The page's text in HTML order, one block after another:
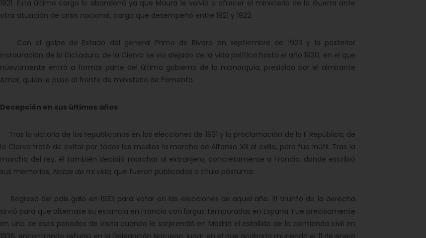
1921. Esta último cargo lo abandonó ya que Maura le volvió a ofrecer el ministerio de la Guerra ante
otra situación de crisis nacional, cargo que desempeñó entre 1921 y 1922.
Con el golpe de Estado del general Primo de Rivera en septiembre de 1923 y la posterior
instauración de la Dictadura, de la Cierva se vio alejado de la vida política hasta el año 1930, en el que
nuevamente entró a formar parte del último gobierno de la monarquía, presidido por el almirante
Aznar, quien le puso al frente de ministerio de Fomento.
Decepción en sus últimos años
Tras la victoria de los republicanos en las elecciones de 1931 y la proclamación de la II República, de
la Cierva trató de evitar por todos los medios la marcha de Alfonso XIII al exilio, pero fue inútil. Tras la
marcha del rey, él también decidió marchar al extranjero, concretamente a Francia, donde escribió
sus memorias, Notas de mi vida, que fueron publicadas a título póstumo.
Regresó del país galo en 1933 para votar en las elecciones de aquel año. El triunfo de la derecha
sirvió para que alternase su estancia en Francia con largas temporadas en España. Fue precisamente
en uno de esos periodos de visita cuando le sorprendió en Madrid el estallido de la contienda civil en
1936, encontrando refugio en la Delegación Noruega, lugar en el que acabaría muriendo el 11 de enero